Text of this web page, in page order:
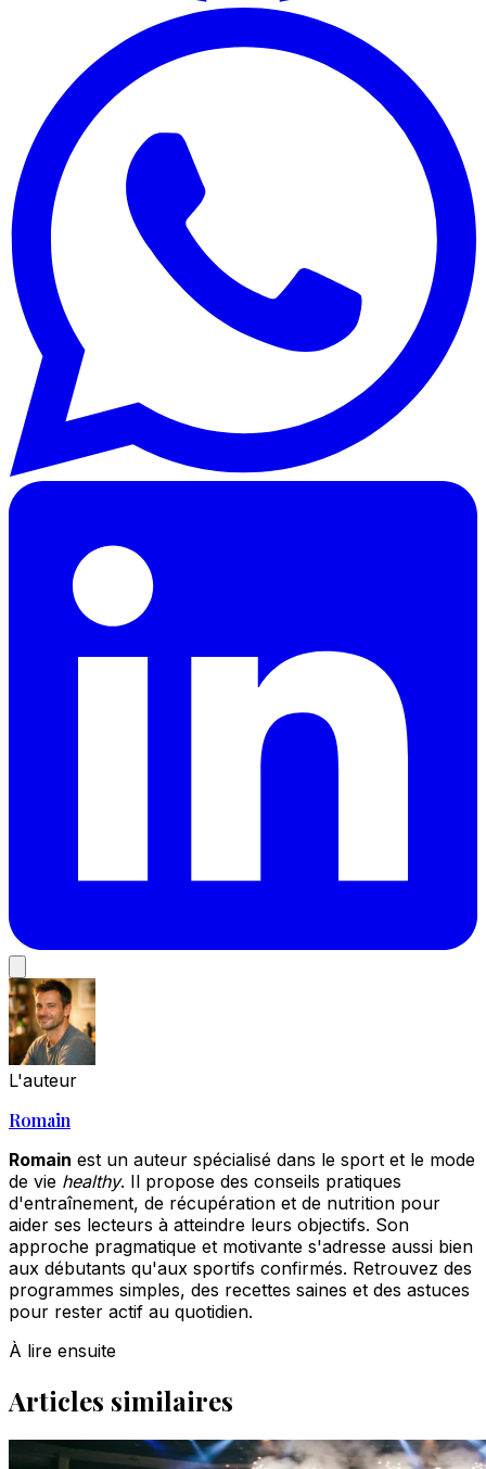
L'auteur
Romain
Romain est un auteur spécialisé dans le sport et le mode
de vie healthy. Il propose des conseils pratiques
d'entraînement, de récupération et de nutrition pour
aider ses lecteurs à atteindre leurs objectifs. Son
approche pragmatique et motivante s'adresse aussi bien
aux débutants qu'aux sportifs confirmés. Retrouvez des
programmes simples, des recettes saines et des astuces
pour rester actif au quotidien.
À lire ensuite
Articles similaires